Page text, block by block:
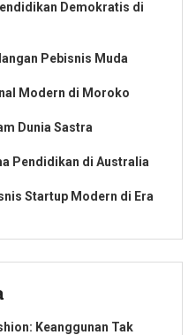
Demokratis di
Pebisnis Muda
Modern di Moroko
Dunia Sastra
Pendidikan di Australia
Startup Modern di Era
Keanggunan Tak